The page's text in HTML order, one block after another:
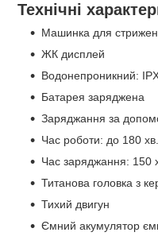
Технічні
Машинка для
ЖК дисплей
Водонепроникний:
Батарея заряджена
Заряджання за
Час роботи: до 180 хв.
Час заряджання: 150
Титанова головка з
Тихий двигун
Ємний акумулятор